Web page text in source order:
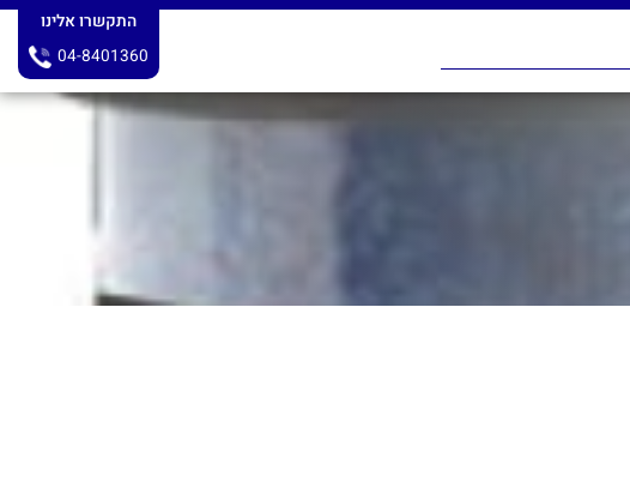
התקשרו אלינו
04-8401360